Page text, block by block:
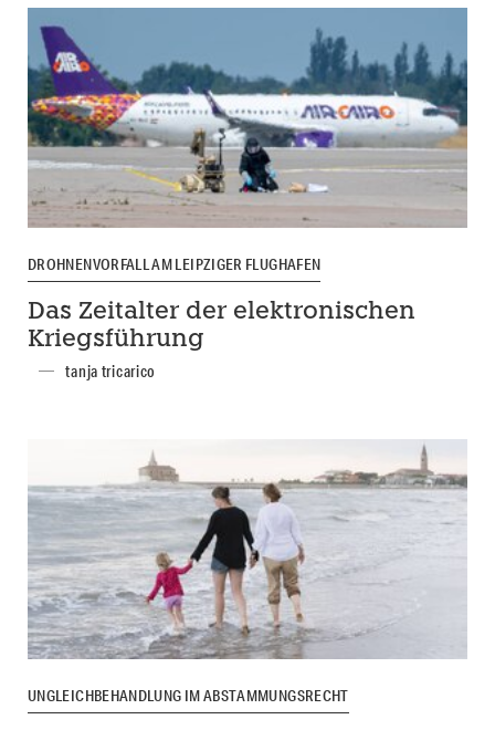
DROHNENVORFALL AM LEIPZIGER FLUGHAFEN
Das Zeitalter der elektronischen
Kriegsführung
tanja tricarico
UNGLEICHBEHANDLUNG IM ABSTAMMUNGSRECHT